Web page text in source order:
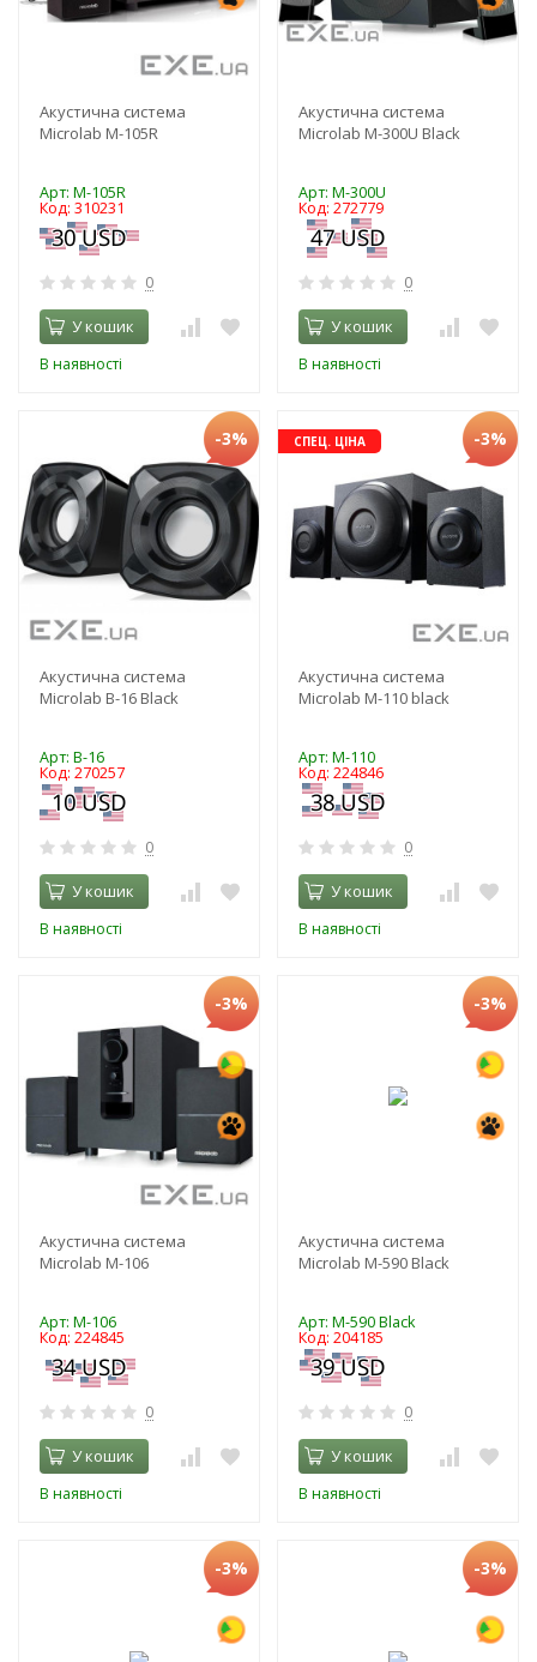
Акустична система
Microlab M-105R
Арт: M-105R
Код: 310231
0
У кошик
В наявності
Акустична система
Microlab M-300U Black
Арт: M-300U
Код: 272779
0
У кошик
В наявності
-3%
Акустична система
Microlab B-16 Black
Арт: B-16
Код: 270257
0
У кошик
В наявності
СПЕЦ. ЦІНА -3%
Акустична система
Microlab M-110 black
Арт: M-110
Код: 224846
0
У кошик
В наявності
-3%
Акустична система
Microlab M-106
Арт: M-106
Код: 224845
0
У кошик
В наявності
-3%
Акустична система
Microlab M-590 Black
Арт: M-590 Black
Код: 204185
0
У кошик
В наявності
-3% -3%